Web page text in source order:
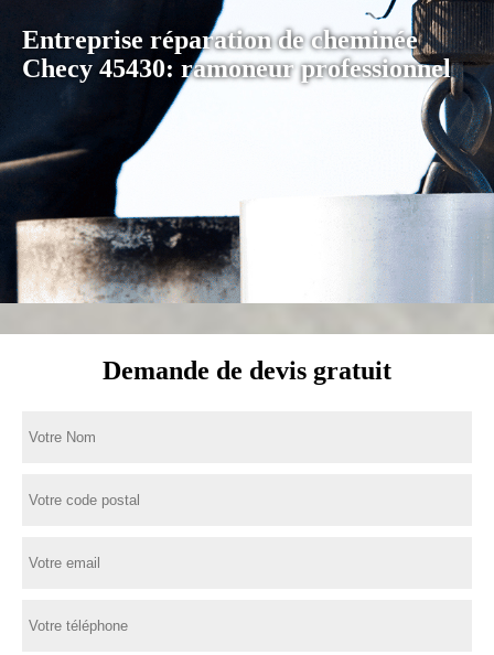
Entreprise réparation de cheminée
Checy 45430: ramoneur professionnel
Demande de devis gratuit